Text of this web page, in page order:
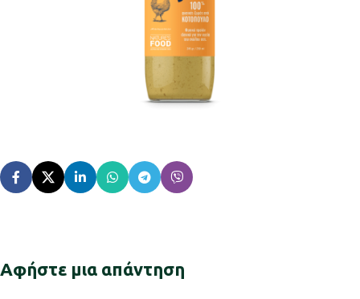
Αφήστε μια απάντηση